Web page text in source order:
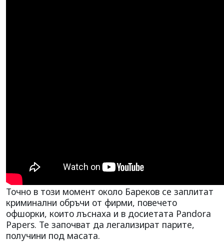
Точно в този момент около Бареков се заплитат
криминални обръчи от фирми, повечето
офшорки, които лъснаха и в досиетата Pandora
Papers. Те започват да легализират парите,
получини под масата.